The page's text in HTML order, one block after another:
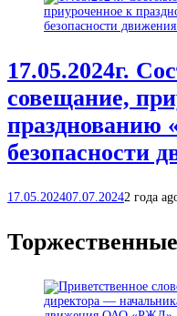
17.05.2024г.
совещание,
празднованию
безопасности
17.05.202407.07.20242 года